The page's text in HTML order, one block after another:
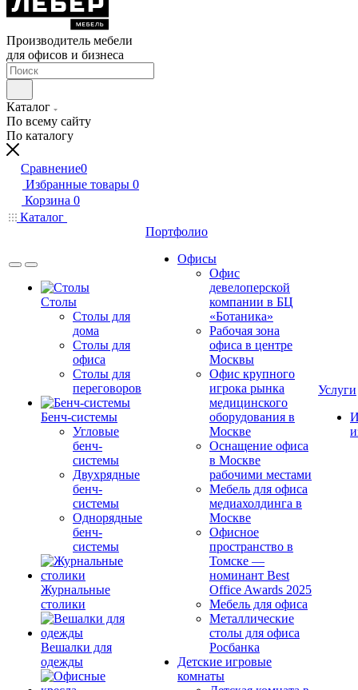
Производитель мебели
для офисов и бизнеса
Каталог
По всему сайту
По каталогу
Сравнение0
Избранные товары 0
Корзина 0
Каталог
Столы
Столы для
дома
Столы для
офиса
Столы для
переговоров
Бенч-системы
Угловые
бенч-
системы
Двухрядные
бенч-
системы
Однорядные
бенч-
системы
Журнальные
столики
Вешалки для
одежды
Портфолио
Офисы
Офис
девелоперской
компании в БЦ
«Ботаника»
Рабочая зона
офиса в центре
Москвы
Офис крупного
игрока рынка
медицинского
оборудования в
Москве
Оснащение офиса
в Москве
рабочими местами
Мебель для офиса
медиахолдинга в
Москве
Офисное
пространство в
Томске —
номинант Best
Office Awards 2025
Мебель для офиса
Металлические
столы для офиса
Росбанка
Детские игровые
комнаты
Услуги